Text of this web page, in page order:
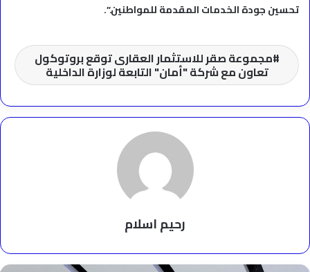
تحسين جودة الخدمات المقدمة للمواطنين.”.
مجموعة صقر للاستثمار العقارى توقع بروتوكول
تعاون مع شركة "أمان" التابعة لوزارة الداخلية
رحيم اسلام